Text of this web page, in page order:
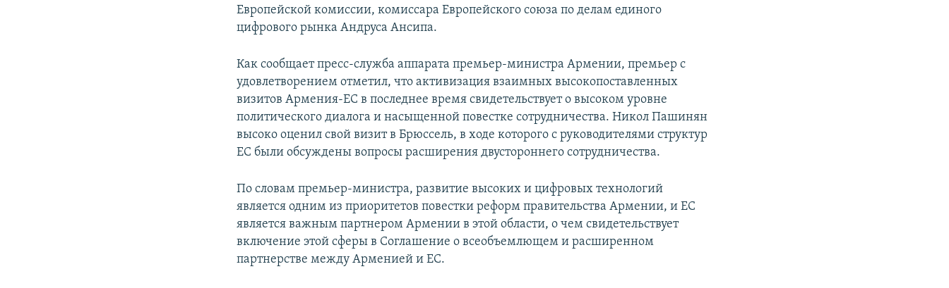
Европейской комиссии, комиссара Европейского союза по делам единого
цифрового рынка Андруса Ансипа.
Как сообщает пресс-служба аппарата премьер-министра Армении, премьер с
удовлетворением отметил, что активизация взаимных высокопоставленных
визитов Армения-ЕС в последнее время свидетельствует о высоком уровне
политического диалога и насыщенной повестке сотрудничества. Никол Пашинян
высоко оценил свой визит в Брюссель, в ходе которого с руководителями структур
ЕС были обсуждены вопросы расширения двустороннего сотрудничества.
По словам премьер-министра, развитие высоких и цифровых технологий
является одним из приоритетов повестки реформ правительства Армении, и ЕС
является важным партнером Армении в этой области, о чем свидетельствует
включение этой сферы в Соглашение о всеобъемлющем и расширенном
партнерстве между Арменией и ЕС.